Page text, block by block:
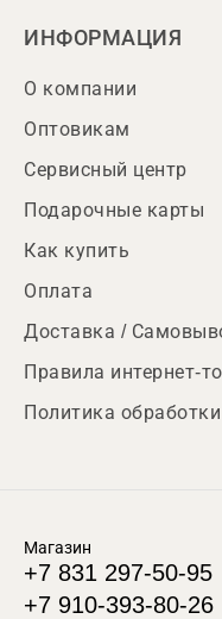
ИНФОРМАЦИЯ
О компании
Оптовикам
Сервисный центр
Подарочные карты
Как купить
Оплата
Доставка /
Правила интернет-
Политика
Магазин
+7 831 297-50-95
+7 910-393-80-26